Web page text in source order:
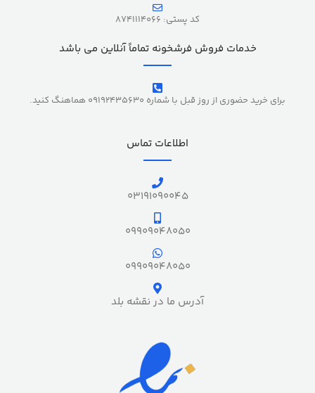
کد پستی: 8741114066
خدمات فروش فرشخونه تماماً آنلاین می باشد
برای خرید حضوری از روز قبل با شماره 09192435630 هماهنگ کنید.
اطلاعات تماس
03191090045
09909048050
09909048050
آدرس ما در نقشه بلد